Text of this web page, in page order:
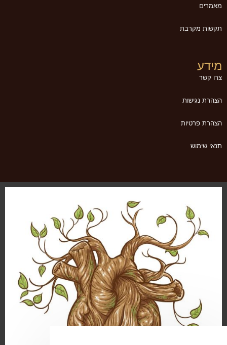
מאמרים
תקשות מקרבת
מידע
צרו קשר
הצהרת נגישות
הצהרת פרטיות
תנאי שימוש